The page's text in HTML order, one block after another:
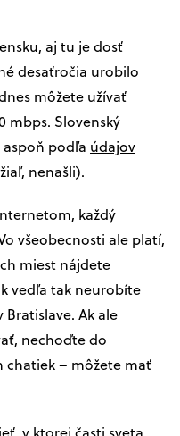
aj tu je dosť
desaťročia urobilo
môžete užívať
mbps. Slovenský
podľa údajov
nenašli).
každý
všeobecnosti ale platí,
miest nájdete
vedľa tak neurobíte
Bratislave. Ak ale
nechoďte do
chatiek – môžete mať